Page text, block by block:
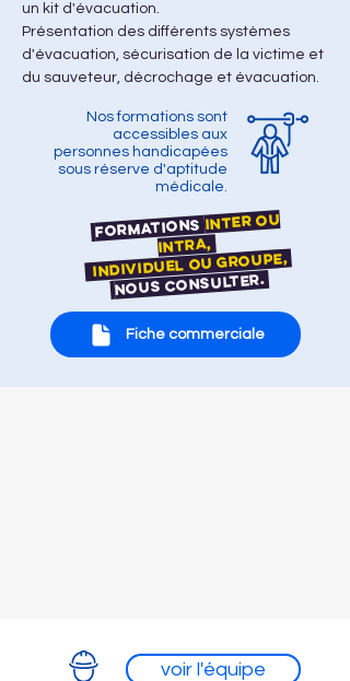
un kit d'évacuation.
Présentation des différents systèmes
d'évacuation, sécurisation de la victime et
du sauveteur, décrochage et évacuation.
Nos formations sont
accessibles aux
personnes handicapées
sous réserve d'aptitude
médicale.
FormationsInter ou
Intra,
individuel ou groupe,
nous consulter.
Fiche commerciale
voir l'équipe